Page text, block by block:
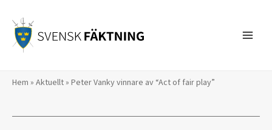
innehåll
Hem » Aktuellt» Peter Vanky vinnare av “Act of fair play”